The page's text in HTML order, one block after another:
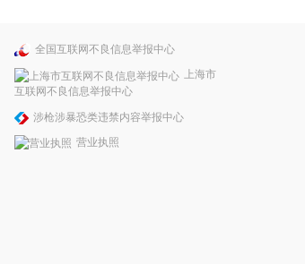
全国互联网不良信息举报中心
上海市
互联网不良信息举报中心
涉枪涉暴恐类违禁内容举报中心
营业执照